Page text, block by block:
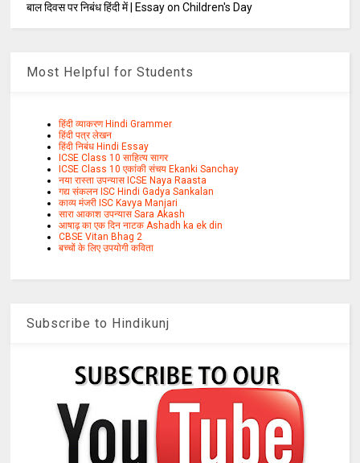
बाल दिवस पर निबंध हिंदी में | Essay on Children's Day
Most Helpful for Students
हिंदी व्याकरण Hindi Grammer
हिंदी पत्र लेखन
हिंदी निबंध Hindi Essay
ICSE Class 10 साहित्य सागर
ICSE Class 10 एकांकी संचय Ekanki Sanchay
नया रास्ता उपन्यास ICSE Naya Raasta
गद्य संकलन ISC Hindi Gadya Sankalan
काव्य मंजरी ISC Kavya Manjari
सारा आकाश उपन्यास Sara Akash
आषाढ़ का एक दिन नाटक Ashadh ka ek din
CBSE Vitan Bhag 2
बच्चों के लिए उपयोगी कविता
Subscribe to Hindikunj